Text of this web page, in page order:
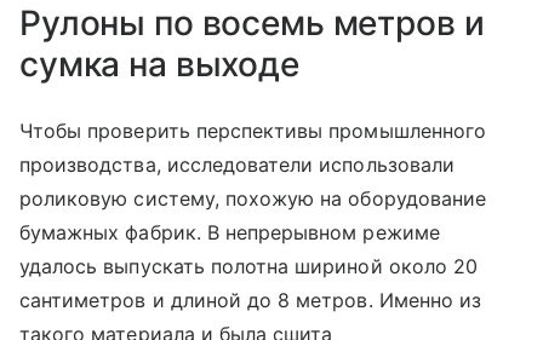
Рулоны по восемь метров и
сумка на выходе
Чтобы проверить перспективы промышленного
производства, исследователи использовали
роликовую систему, похожую на оборудование
бумажных фабрик. В непрерывном режиме
удалось выпускать полотна шириной около 20
сантиметров и длиной до 8 метров. Именно из
такого материала и была сшита